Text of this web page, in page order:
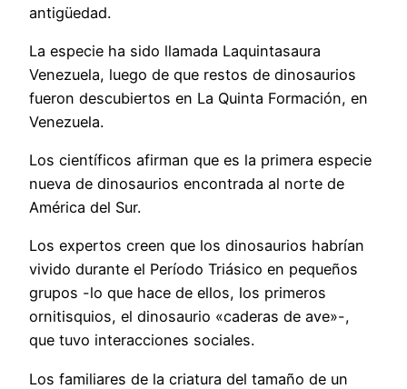
antigüedad.
La especie ha sido llamada Laquintasaura
Venezuela, luego de que restos de dinosaurios
fueron descubiertos en La Quinta Formación, en
Venezuela.
Los científicos afirman que es la primera especie
nueva de dinosaurios encontrada al norte de
América del Sur.
Los expertos creen que los dinosaurios habrían
vivido durante el Período Triásico en pequeños
grupos -lo que hace de ellos, los primeros
ornitisquios, el dinosaurio «caderas de ave»-,
que tuvo interacciones sociales.
Los familiares de la criatura del tamaño de un